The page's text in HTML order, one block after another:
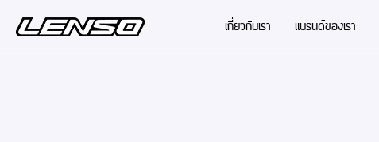
เกี่ยวกับเรา แบรนด์ของเรา